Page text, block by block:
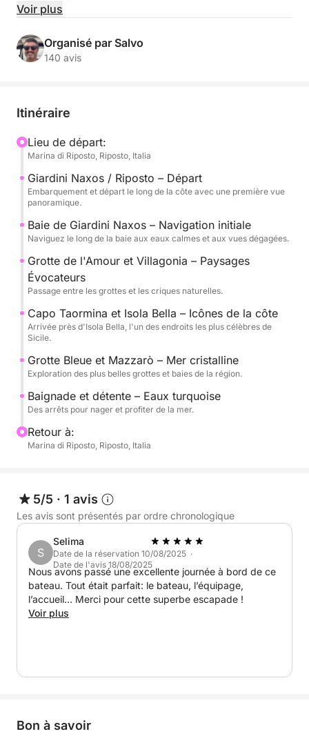
Naxos, vous naviguerez le long de l'une des plus
belles portions de littoral de Sicile, où nature, mer et
incontournables tels que l'Isola Bella, le Cap
notamment la Grotta dell'Amore et la Grotte Bleue.
Cette expérience est conçue pour offrir un équilibre
parfait entre détente et découverte, avec plusieurs
arrêts pour se baigner dans les eaux claires et
profiter du soleil et de la mer.
À bord, vous trouverez des boissons, des collations
et tout le confort nécessaire pour une croisière en
toute tranquillité, en compagnie d'un équipage
expérimenté.
Proposée avec des départs le matin ou l'après-midi,
cette excursion est idéale pour les couples, les amis
ou les petits groupes souhaitant découvrir Taormina
sous un angle unique.
Le carburant (1600 euros) et l'équipage (400 euros)
ne sont pas inclus dans le prix.
Voir plus
Organisé par Salvo
140 avis
Itinéraire
Lieu de départ:
Marina di Riposto, Riposto, Italia
Giardini Naxos / Riposto – Départ
Embarquement et départ le long de la côte avec une première vue
panoramique.
Baie de Giardini Naxos – Navigation initiale
Naviguez le long de la baie aux eaux calmes et aux vues dégagées.
Grotte de l'Amour et Villagonia – Paysages
Évocateurs
Passage entre les grottes et les criques naturelles.
Capo Taormina et Isola Bella – Icônes de la côte
Arrivée près d'Isola Bella, l'un des endroits les plus célèbres de
Sicile.
Grotte Bleue et Mazzarò – Mer cristalline
Exploration des plus belles grottes et baies de la région.
Baignade et détente – Eaux turquoise
Des arrêts pour nager et profiter de la mer.
Retour à:
Marina di Riposto, Riposto, Italia
5/5 · 1 avis
Les avis sont présentés par ordre chronologique
S
Selima
Date de la réservation 10/08/2025 ·
Date de l'avis 18/08/2025
Nous avons passé une excellente journée à bord de ce
bateau. Tout était parfait: le bateau, l’équipage,
l’accueil… Merci pour cette superbe escapade !
Voir plus
Bon à savoir